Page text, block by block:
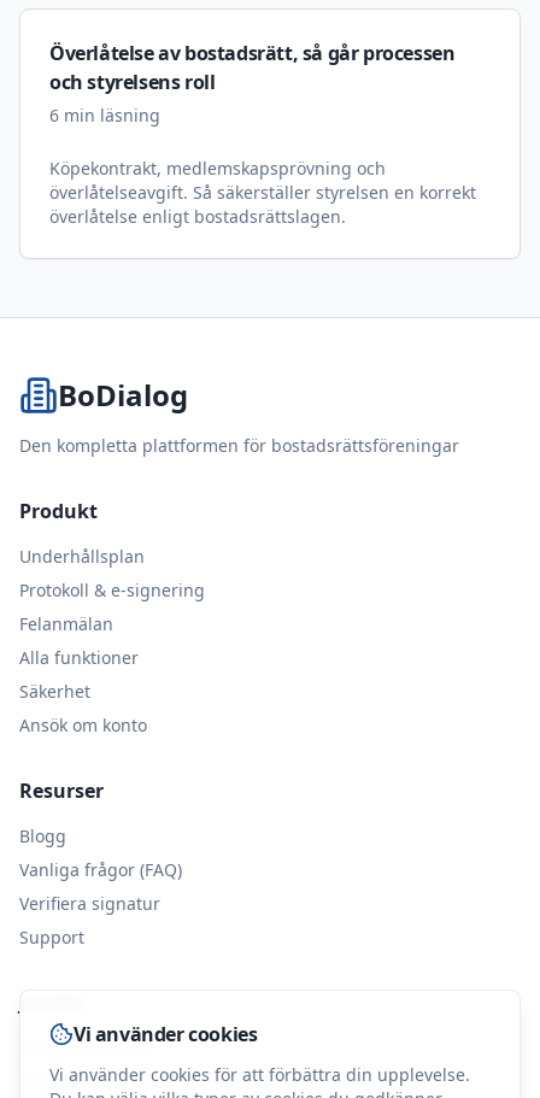
Överlåtelse av bostadsrätt, så går processen
och styrelsens roll
6 min läsning
Köpekontrakt, medlemskapsprövning och
överlåtelseavgift. Så säkerställer styrelsen en korrekt
överlåtelse enligt bostadsrättslagen.
BoDialog
Den kompletta plattformen för bostadsrättsföreningar
Produkt
Underhållsplan
Protokoll & e-signering
Felanmälan
Alla funktioner
Säkerhet
Ansök om konto
Resurser
Blogg
Vanliga frågor (FAQ)
Verifiera signatur
Support
Juridik
Integritetspolicy
Användarvillkor
Vi använder cookies
Vi använder cookies för att förbättra din upplevelse.